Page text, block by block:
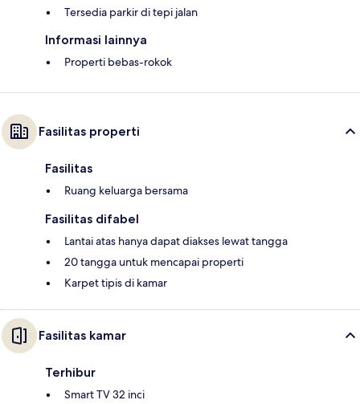
Tersedia parkir di tepi jalan
Informasi lainnya
Properti bebas-rokok
Fasilitas properti
Fasilitas
Ruang keluarga bersama
Fasilitas difabel
Lantai atas hanya dapat diakses lewat tangga
20 tangga untuk mencapai properti
Karpet tipis di kamar
Fasilitas kamar
Terhibur
Smart TV 32 inci